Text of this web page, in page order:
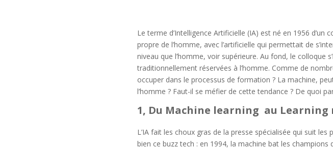
Le terme d’Intelligence Artificielle (IA) est né en 1956
propre de l’homme, avec l’artificielle qui permettait de
niveau que l’homme, voir supérieure. Au fond, le colloque
traditionnellement réservées à l’homme. Comme de
occuper dans le processus de formation ? La machine,
l’homme ? Faut-il se méfier de cette tendance ? De quoi
1, Du Machine learning au Learning
L’IA fait les choux gras de la presse spécialisée qui suit
bien ce buzz tech : en 1994, la machine bat les